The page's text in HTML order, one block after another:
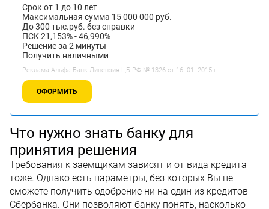
Срок от 1 до 10 лет
Максимальная сумма 15 000 000 руб.
До 300 тыс.руб. без справки
ПСК 21,153% - 46,990%
Решение за 2 минуты
Получить наличными
Реклама Альфа-Банк.Лицензия ЦБ РФ № 1326 от 16. 01. 2015 г.
ОФОРМИТЬ
Что нужно знать банку для
принятия решения
Требования к заемщикам зависят и от вида кредита
тоже. Однако есть параметры, без которых Вы не
сможете получить одобрение ни на один из кредитов
Сбербанка. Они позволяют банку понять, насколько